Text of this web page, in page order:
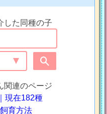
た同種の子
連のページ
現在182種
育方法